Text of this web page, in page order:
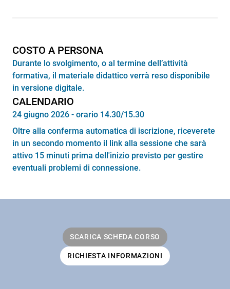
COSTO A PERSONA
Durante lo svolgimento, o al termine dell’attività
formativa, il materiale didattico verrà reso disponibile
in versione digitale.
CALENDARIO
24 giugno 2026 - orario 14.30/15.30
Oltre alla conferma automatica di iscrizione, riceverete
in un secondo momento il link alla sessione che sarà
attivo 15 minuti prima dell'inizio previsto per gestire
eventuali problemi di connessione.
SCARICA SCHEDA CORSO
RICHIESTA INFORMAZIONI